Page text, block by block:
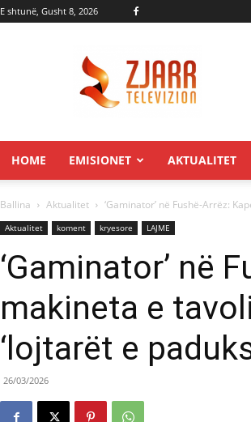
E shtunë, Gusht 8, 2026
HOME EMISIONET AKTUALITET
Ballina Aktualitet ‘Gaminator’ në Fushë-Arrëz:
Aktualitet koment kryesore LAJME
‘Gaminator’ në
makineta e
‘lojtarët e
26/03/2026